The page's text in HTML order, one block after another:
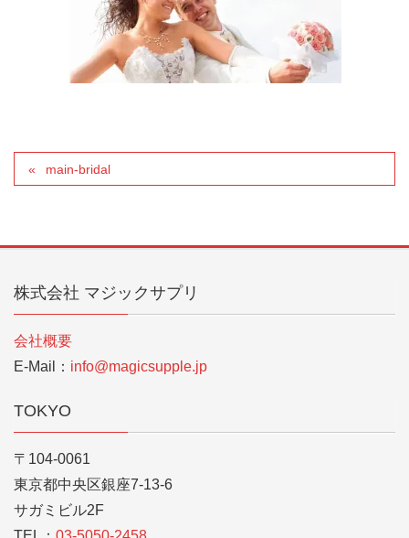
main-bridal
株式会社 マジックサプリ
会社概要
E-Mail： info@magicsupple.jp
TOKYO
〒104-0061
東京都中央区銀座7-13-6
サガミビル2F